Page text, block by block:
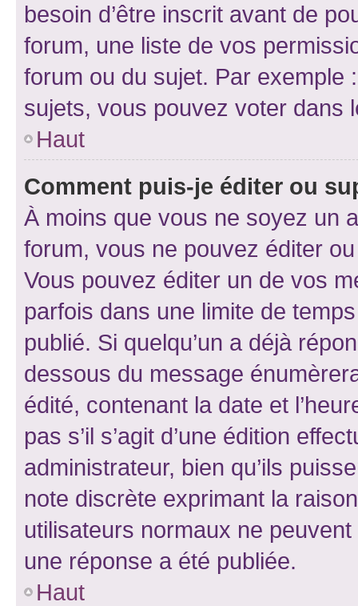
besoin d’être inscrit avant de
forum, une liste de vos
forum ou du sujet. Par exemple
sujets, vous pouvez voter dans
Haut
Comment puis-je éditer ou
À moins que vous ne soyez un
forum, vous ne pouvez éditer
Vous pouvez éditer un de vos
parfois dans une limite de
publié. Si quelqu’un a déjà
dessous du message
édité, contenant la date et
pas s’il s’agit d’une édition
administrateur, bien qu’ils
note discrète exprimant la
utilisateurs normaux ne
une réponse a été publiée.
Haut